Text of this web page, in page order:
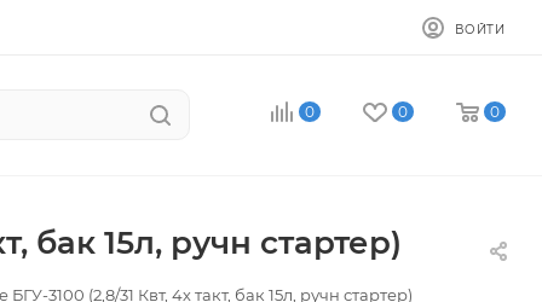
ВОЙТИ
0 0 0
бак 15л, ручн стартер)
3100 (2,8/31 Квт, 4х такт, бак 15л, ручн стартер)